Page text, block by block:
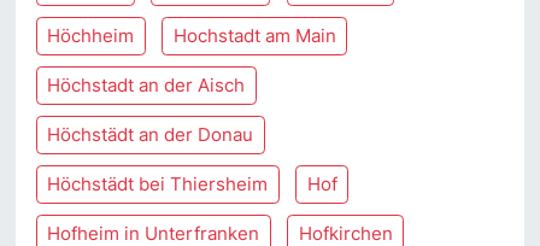
Höchheim Hochstadt am Main
Höchstadt an der Aisch
Höchstädt an der Donau
Höchstädt bei Thiersheim Hof
Hofheim in Unterfranken Hofkirchen